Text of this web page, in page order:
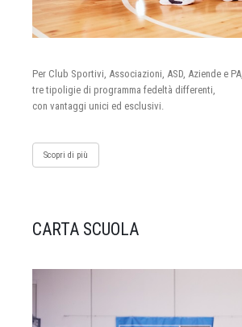
Per Club Sportivi, Associazioni, ASD, Aziende e PA,
tre tipoligie di programma fedeltà differenti,
con vantaggi unici ed esclusivi.
Scopri di più
CARTA SCUOLA